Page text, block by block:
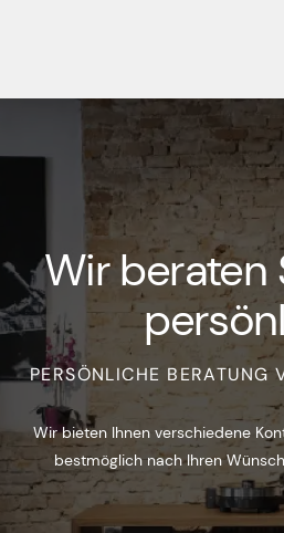
Wir beraten
PERSÖNLICHE BERATUNG
Wir bieten Ihnen verschiedene
bestmöglich nach Ihren